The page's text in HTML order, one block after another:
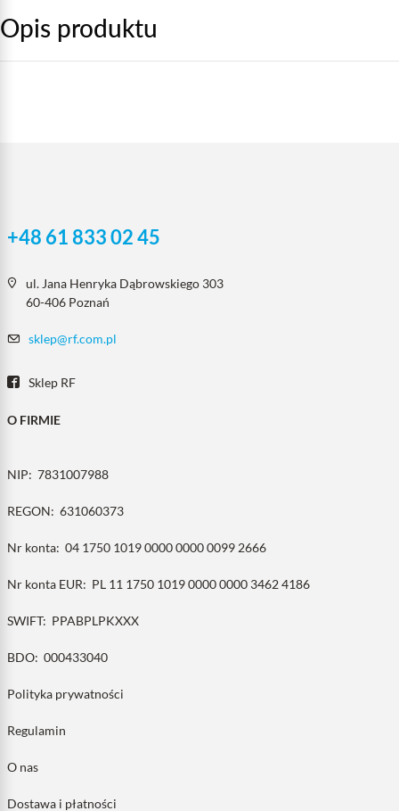
Opis produktu
+48 61 833 02 45
ul. Jana Henryka Dąbrowskiego 303
60-406 Poznań
sklep@rf.com.pl
Sklep RF
O FIRMIE
NIP: 7831007988
REGON: 631060373
Nr konta: 04 1750 1019 0000 0000 0099 2666
Nr konta EUR: PL 11 1750 1019 0000 0000 3462 4186
SWIFT: PPABPLPKXXX
BDO: 000433040
Polityka prywatności
Regulamin
O nas
Dostawa i płatności